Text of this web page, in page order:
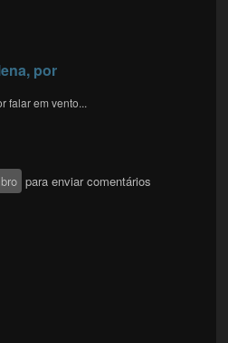
por
falar em vento...
para enviar comentários